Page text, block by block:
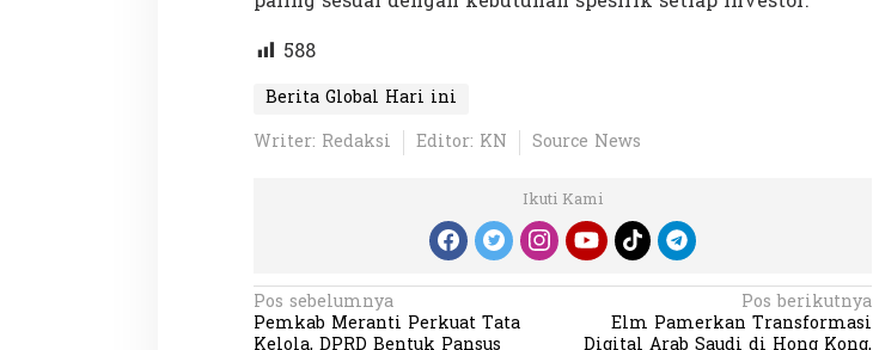
588
Berita Global Hari ini
Writer: Redaksi
Editor: KN Source News
Ikuti Kami
N
Pos sebelumnya
Pemkab Meranti Perkuat Tata
Pos berikutnya
Elm Pamerkan Transformasi